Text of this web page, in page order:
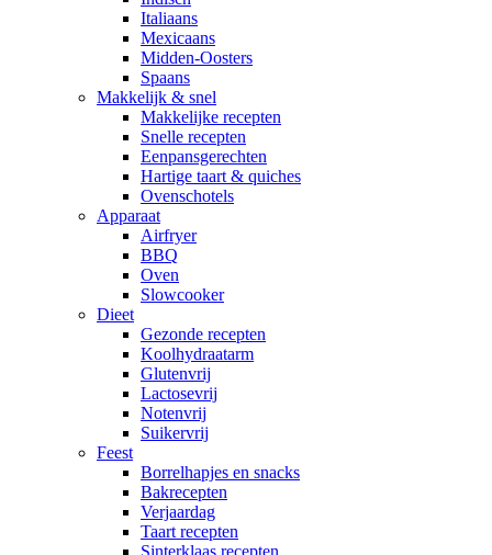
Italiaans
Mexicaans
Midden-Oosters
Spaans
Makkelijk & snel
Makkelijke recepten
Snelle recepten
Eenpansgerechten
Hartige taart & quiches
Ovenschotels
Apparaat
Airfryer
BBQ
Oven
Slowcooker
Dieet
Gezonde recepten
Koolhydraatarm
Glutenvrij
Lactosevrij
Notenvrij
Suikervrij
Feest
Borrelhapjes en snacks
Bakrecepten
Verjaardag
Taart recepten
Sinterklaas recepten